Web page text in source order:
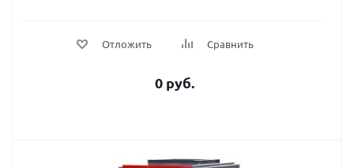
Отложить Сравнить
0 руб.